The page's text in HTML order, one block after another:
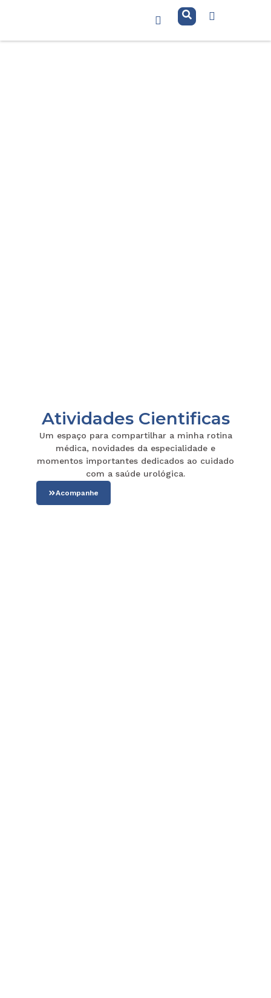
Atividades Cientificas
Um espaço para compartilhar a minha rotina
médica, novidades da especialidade e
momentos importantes dedicados ao cuidado
com a saúde urológica.
Acompanhe